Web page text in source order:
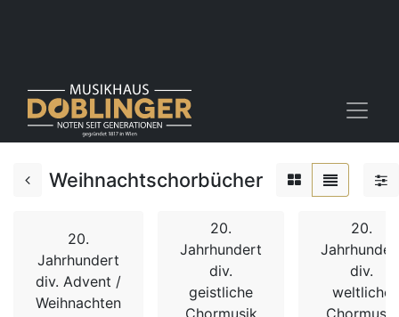
Weihnachtschorbücher
20.
Jahrhundert
div. Advent /
Weihnachten
20.
Jahrhundert
div.
geistliche
Chormusik
20.
div.
weltliche
Chormusik